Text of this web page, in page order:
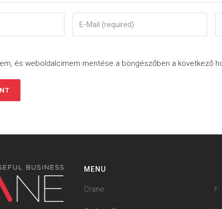
és weboldalcímem mentése a böngészőben a következő
MENU
Crane